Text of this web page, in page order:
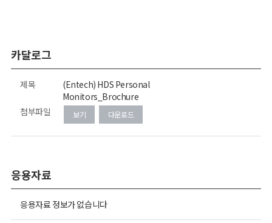
카달로그
제목
(Entech) HDS Personal
Monitors_Brochure
첨부파일
보기 다운로드
응용자료
응용자료 정보가 없습니다